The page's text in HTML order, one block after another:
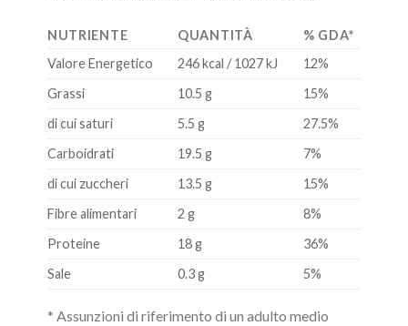
NUTRIENTE QUANTITÀ
% GDA*
Valore Energetico
246 kcal / 1027 kJ
12%
Grassi
10.5 g
15%
di cui saturi
5.5 g
27.5%
Carboidrati
19.5 g
7%
di cui zuccheri
13.5 g
15%
Fibre alimentari
2 g
8%
Proteine
18 g
36%
Sale
0.3 g 5%
* Assunzioni di riferimento di un adulto medio